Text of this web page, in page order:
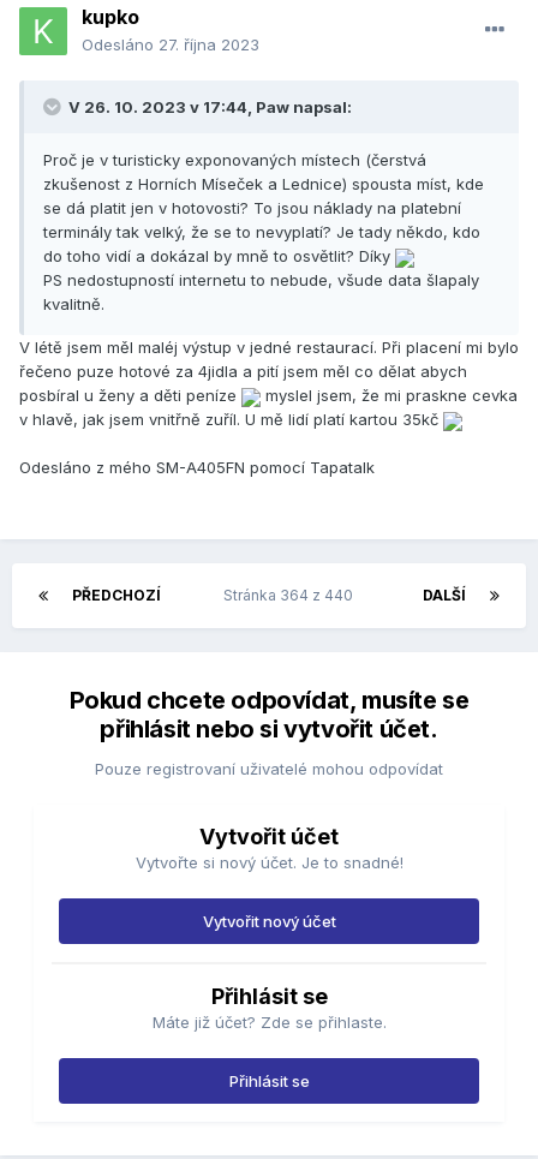
kupko
Odesláno 27. října 2023
V 26. 10. 2023 v 17:44, Paw napsal:
Proč je v turisticky exponovaných místech (čerstvá
zkušenost z Horních Míseček a Lednice) spousta míst, kde
se dá platit jen v hotovosti? To jsou náklady na platební
terminály tak velký, že se to nevyplatí? Je tady někdo, kdo
do toho vidí a dokázal by mně to osvětlit? Díky
PS nedostupností internetu to nebude, všude data šlapaly
kvalitně.
V létě jsem měl maléj výstup v jedné restaurací. Při placení mi bylo
řečeno puze hotové za 4jidla a pití jsem měl co dělat abych
posbíral u ženy a děti peníze
myslel jsem, že mi praskne cevka
v hlavě, jak jsem vnitřně zuříl. U mě lidí platí kartou 35kč
Odesláno z mého SM-A405FN pomocí Tapatalk
PŘEDCHOZÍ DALŠÍ
Stránka 364 z 440
Pokud chcete odpovídat, musíte se
přihlásit nebo si vytvořit účet.
Pouze registrovaní uživatelé mohou odpovídat
Vytvořit účet
Vytvořte si nový účet. Je to snadné!
Vytvořit nový účet
Přihlásit se
Máte již účet? Zde se přihlaste.
Přihlásit se